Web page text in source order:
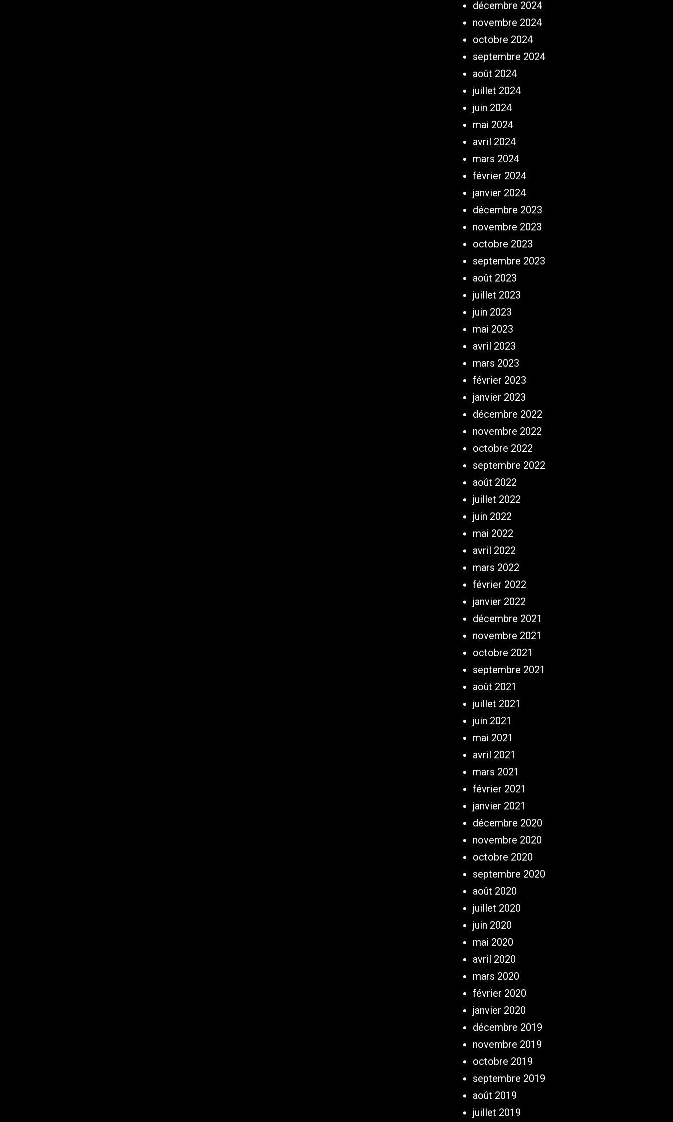
décembre 2024
novembre 2024
octobre 2024
septembre 2024
août 2024
juillet 2024
juin 2024
mai 2024
avril 2024
mars 2024
février 2024
janvier 2024
décembre 2023
novembre 2023
octobre 2023
septembre 2023
août 2023
juillet 2023
juin 2023
mai 2023
avril 2023
mars 2023
février 2023
janvier 2023
décembre 2022
novembre 2022
octobre 2022
septembre 2022
août 2022
juillet 2022
juin 2022
mai 2022
avril 2022
mars 2022
février 2022
janvier 2022
décembre 2021
novembre 2021
octobre 2021
septembre 2021
août 2021
juillet 2021
juin 2021
mai 2021
avril 2021
mars 2021
février 2021
janvier 2021
décembre 2020
novembre 2020
octobre 2020
septembre 2020
août 2020
juillet 2020
juin 2020
mai 2020
avril 2020
mars 2020
février 2020
janvier 2020
décembre 2019
novembre 2019
octobre 2019
septembre 2019
août 2019
juillet 2019